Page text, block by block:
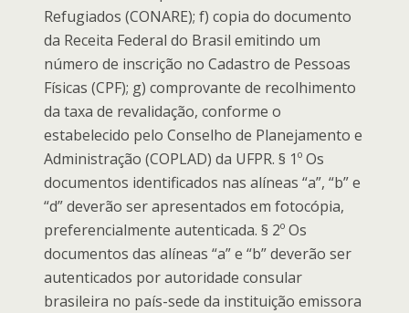
Refugiados (CONARE); f) copia do documento
da Receita Federal do Brasil emitindo um
número de inscrição no Cadastro de Pessoas
Físicas (CPF); g) comprovante de recolhimento
da taxa de revalidação, conforme o
estabelecido pelo Conselho de Planejamento e
Administração (COPLAD) da UFPR. § 1º Os
documentos identificados nas alíneas “a”, “b” e
“d” deverão ser apresentados em fotocópia,
preferencialmente autenticada. § 2º Os
documentos das alíneas “a” e “b” deverão ser
autenticados por autoridade consular
brasileira no país-sede da instituição emissora